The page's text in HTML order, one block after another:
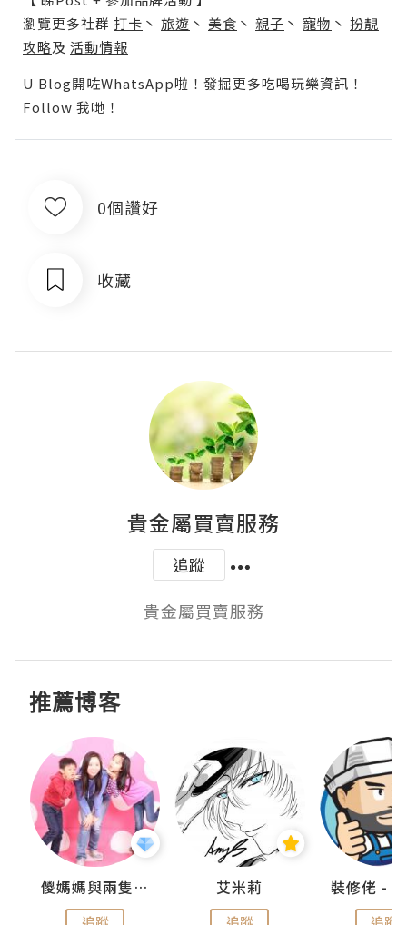
瀏覽更多社群 打卡 丶 旅遊 丶 美食 丶 親子 丶 寵物 丶 扮靚
攻略及 活動情報
U Blog開咗WhatsApp啦！發掘更多吃喝玩樂資訊！
Follow 我哋 ！
0個讚好
收藏
貴金屬買賣服務
追蹤
貴金屬買賣服務
推薦博客
儍媽媽與兩隻小魔怪之家 艾米莉